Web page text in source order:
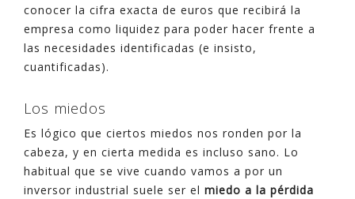
conocer la cifra exacta de euros que recibirá la
empresa como liquidez para poder hacer frente a
las necesidades identificadas (e insisto,
cuantificadas).
Los miedos
Es lógico que ciertos miedos nos ronden por la
cabeza, y en cierta medida es incluso sano. Lo
habitual que se vive cuando vamos a por un
inversor industrial suele ser el miedo a la pérdida